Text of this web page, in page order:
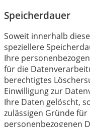
Speicherdauer
Soweit innerhalb
speziellere
Ihre
für die
berechtigtes
Einwilligung zur
Ihre Daten gelöscht,
zulässigen Gründe
personenbezogenen